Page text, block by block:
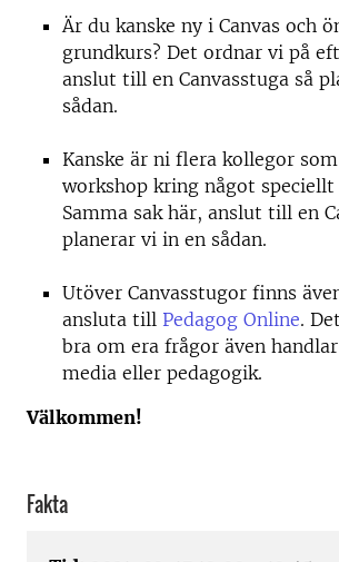
Är du kanske ny i Canvas och
grundkurs? Det ordnar vi på
anslut till en Canvasstuga så
sådan.
Kanske är ni flera kollegor
workshop kring något speciellt
Samma sak här, anslut till en
planerar vi in en sådan.
Utöver Canvasstugor finns
ansluta till Pedagog Online.
bra om era frågor även
media eller pedagogik.
Välkommen!
Fakta